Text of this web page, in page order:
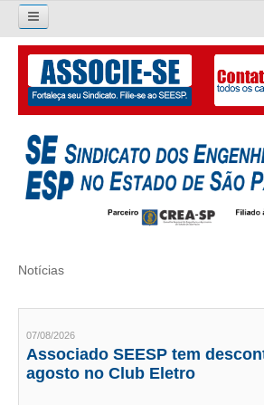
Pesquisar...
O SINDICATO
APRESENTAÇÃO
PALAVRA DO PRESIDENTE
GALERIA EX-PRESIDENTES
Notícias
07/08/2026
Associado SEESP tem
agosto no Club Eletro